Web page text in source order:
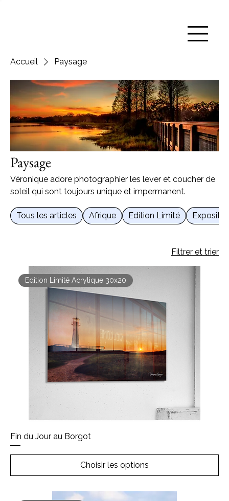
Accueil Paysage
Paysage
Véronique adore photographier les lever et coucher de
soleil qui sont toujours unique et impermanent.
Tous les articles Afrique Edition Limité
Filtrer et trier
Edition Limité Acrylique 30x20
Fin du Jour au Borgot
Choisir les options